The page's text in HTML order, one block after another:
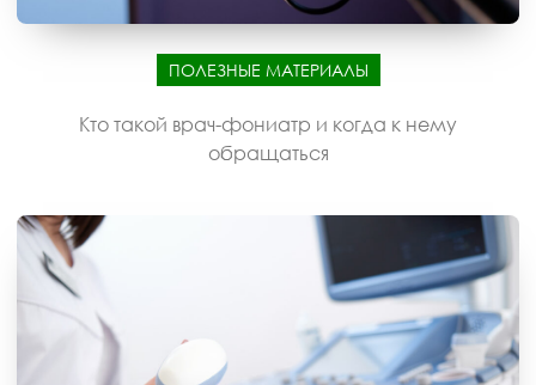
ПОЛЕЗНЫЕ МАТЕРИАЛЫ
Кто такой врач-фониатр и когда к нему
обращаться